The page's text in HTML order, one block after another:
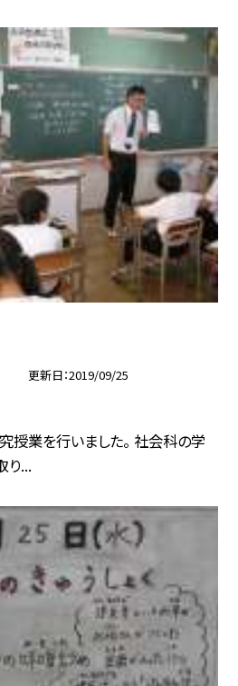
更新日 2019/09/25
授業を行いました。 社会科の学
り...